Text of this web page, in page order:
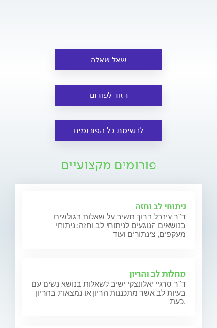
שאל שאלה
חזור לפורום
לרשימת כל הפורומים
פורומים מקצועיים
ניתוחי לב וחזה
ד"ר עינבל ברוך תשיב על שאלות הגולשים
בנושאים הנוגעים לניתוחי לב וחזה: ניתוחי
מעקפים, צינתורים ועוד
מחלות לב והריון
ד"ר סרגיי יאלונצקי ישיב לשאלות בנושא נשים עם
בעיות לב אשר מתכננות הריון או נמצאות בהריון
כעת.